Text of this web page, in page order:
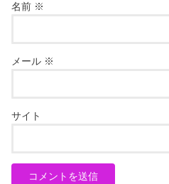
名前 ※
メール ※
サイト